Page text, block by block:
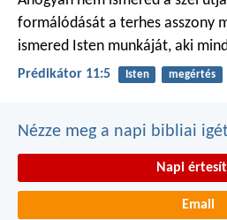
formálódását a terhes asszony
ismered Isten munkáját, aki
Prédikátor 11:5 Isten megértés
Nézze meg a napi bibliai
Napi
Email